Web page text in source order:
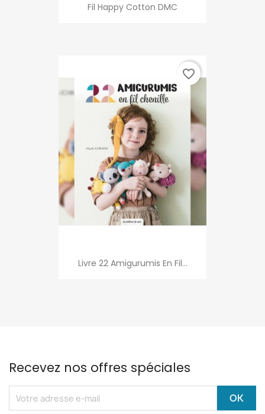
Fil Happy Cotton DMC
Livre 22 Amigurumis En Fil...
favorite_border
Recevez nos offres spéciales